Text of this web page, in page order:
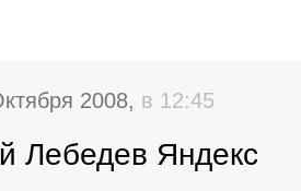
2008, в 12:45
Лебедев Яндекс